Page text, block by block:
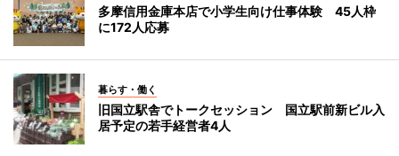
多摩信用金庫本店で小学生向け仕事体験 45人枠
に172人応募
暮らす・働く
旧国立駅舎でトークセッション 国立駅前新ビル入
居予定の若手経営者4人